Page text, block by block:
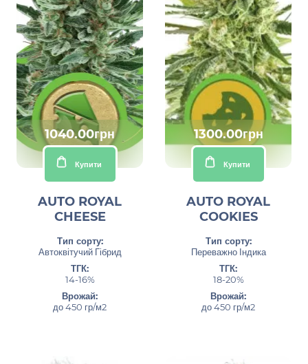
1040.00грн
Купити
AUTO ROYAL
CHEESE
Тип сорту:
Автоквітучий Гібрид
ТГК:
14-16%
Врожай:
до 450 гр/м2
1300.00грн
Купити
AUTO ROYAL
COOKIES
Тип сорту:
Переважно Індика
ТГК:
18-20%
Врожай:
до 450 гр/м2